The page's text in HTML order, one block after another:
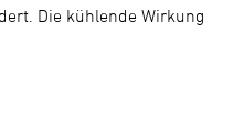
Die kühlende Wirkung